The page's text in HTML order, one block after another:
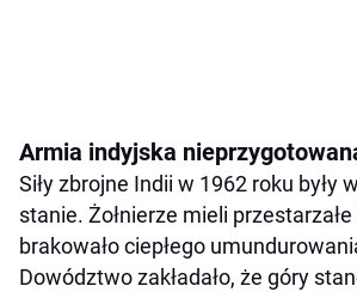
Armia indyjska
Siły zbrojne Indii w 1962 roku były
stanie. Żołnierze mieli
brakowało ciepłego
Dowództwo zakładało, że góry